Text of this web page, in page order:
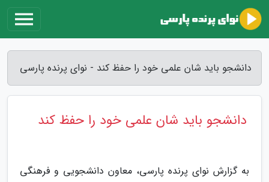
دانشجو باید شان علمی خود را حفظ کند - نوای پرنده پارسی
دانشجو باید شان علمی خود را حفظ کند
به گزارش نوای پرنده پارسی، معاون دانشجویی و فرهنگی